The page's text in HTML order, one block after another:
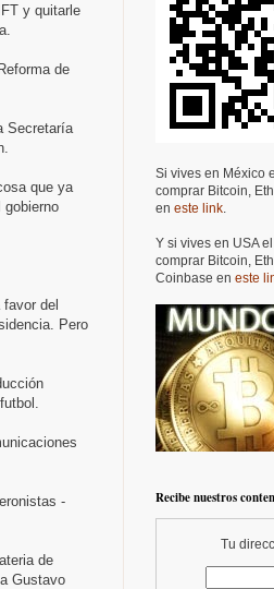
y quitarle
de
Secretaría
que ya
gobierno
del
Pero
-
de
Gustavo
Si vives en México
comprar Bitcoin,
en este link.
Y si vives en USA
comprar Bitcoin,
Coinbase en este
Recibe nuestros
Tu